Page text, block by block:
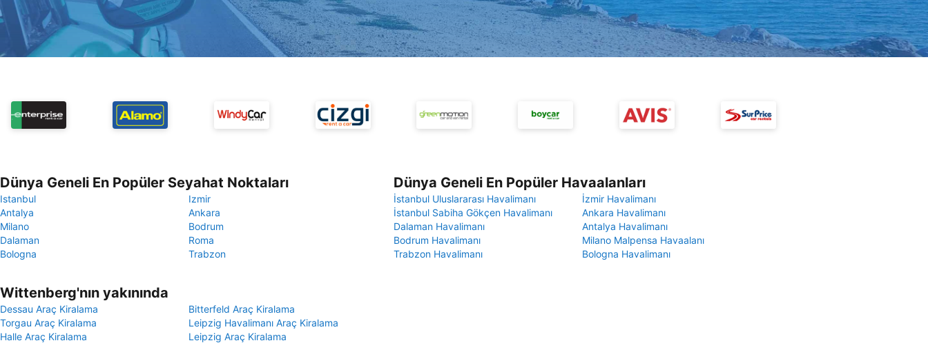
Dünya Geneli En Popüler Seyahat Noktaları
Istanbul
Izmir
Antalya
Ankara
Milano
Bodrum
Dalaman
Roma
Bologna
Trabzon
Dünya Geneli En Popüler Havaalanları
İstanbul Uluslararası Havalimanı
İzmir Havalimanı
İstanbul Sabiha Gökçen Havalimanı
Ankara Havalimanı
Dalaman Havalimanı
Antalya Havalimanı
Bodrum Havalimanı
Milano Malpensa Havaalanı
Trabzon Havalimanı
Bologna Havalimanı
Wittenberg'nın yakınında
Dessau Araç Kiralama
Bitterfeld Araç Kiralama
Torgau Araç Kiralama
Leipzig Havalimanı Araç Kiralama
Halle Araç Kiralama
Leipzig Araç Kiralama